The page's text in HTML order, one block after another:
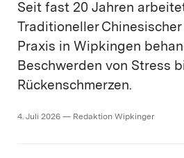
Seit fast 20 Jahren
Traditio­neller
Praxis in ­Wipkingen
Beschwerden von Stress
Rückenschmerzen.
4. Juli 2026 — Redaktion Wipkinger